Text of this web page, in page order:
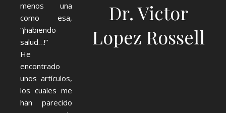
menos una
como esa,
“¡habiendo
salud…!”
He
encontrado
unos artículos,
los cuales me
han parecido
Dr. Victor
Lopez Rossell